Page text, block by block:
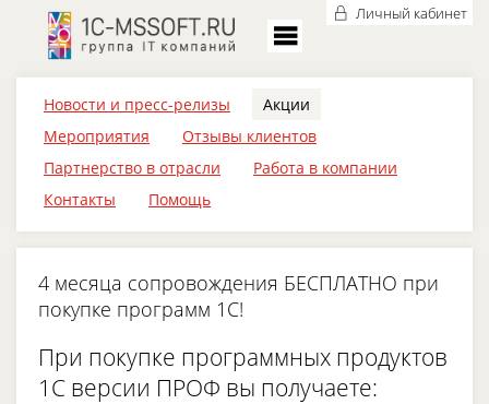
Личный кабинет
Новости и пресс-релизы
Акции
Мероприятия
Отзывы клиентов
Партнерство в отрасли
Работа в компании
Контакты
Помощь
4 месяца сопровождения БЕСПЛАТНО при
покупке программ 1С!
При покупке программных продуктов
1С версии ПРОФ вы получаете: